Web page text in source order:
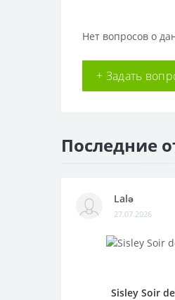
Нет вопросов о
+ Задать
Последние
Lalə
27.07.2026
Sisley Soir